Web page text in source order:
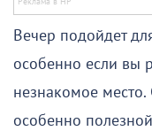
Вечер подойдет
особенно если вы
незнакомое
особенно